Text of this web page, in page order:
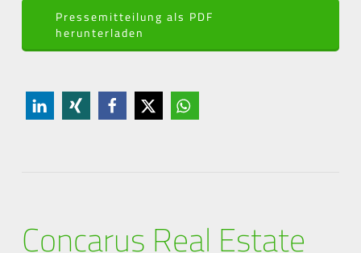
Pressemitteilung als PDF
herunterladen
Concarus Real Estate